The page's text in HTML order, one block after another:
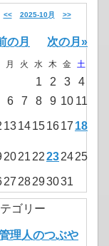
<< 2025-10月 >>
の月 次の月»
月 火 水 木 金 土
1 2 3
4
6 7 8 9 10 11
1314151617 18
2021 22232425
27 28293031
ゴリー
理人のつぶや